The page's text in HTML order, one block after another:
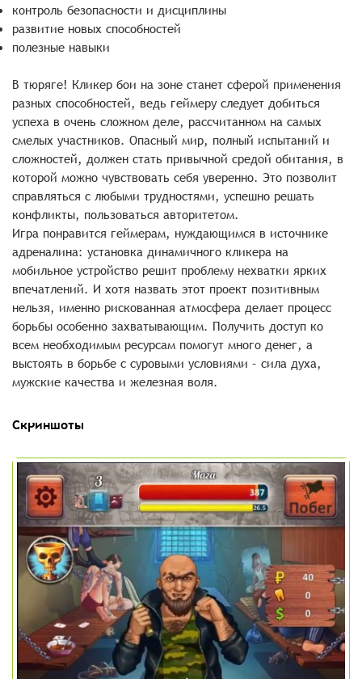
контроль безопасности и дисциплины
развитие новых способностей
полезные навыки
В тюряге! Кликер бои на зоне станет сферой применения
разных способностей, ведь геймеру следует добиться
успеха в очень сложном деле, рассчитанном на самых
смелых участников. Опасный мир, полный испытаний и
сложностей, должен стать привычной средой обитания, в
которой можно чувствовать себя уверенно. Это позволит
справляться с любыми трудностями, успешно решать
конфликты, пользоваться авторитетом.
Игра понравится геймерам, нуждающимся в источнике
адреналина: установка динамичного кликера на
мобильное устройство решит проблему нехватки ярких
впечатлений. И хотя назвать этот проект позитивным
нельзя, именно рискованная атмосфера делает процесс
борьбы особенно захватывающим. Получить доступ ко
всем необходимым ресурсам помогут много денег, а
выстоять в борьбе с суровыми условиями – сила духа,
мужские качества и железная воля.
Скриншоты